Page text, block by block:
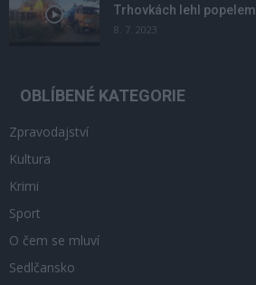
Trhovkách lehl popelem
8. 7. 2023
OBLÍBENÉ KATEGORIE
Zpravodajství
Kultura
Krimi
Sport
O čem se mluví
Sedlčansko